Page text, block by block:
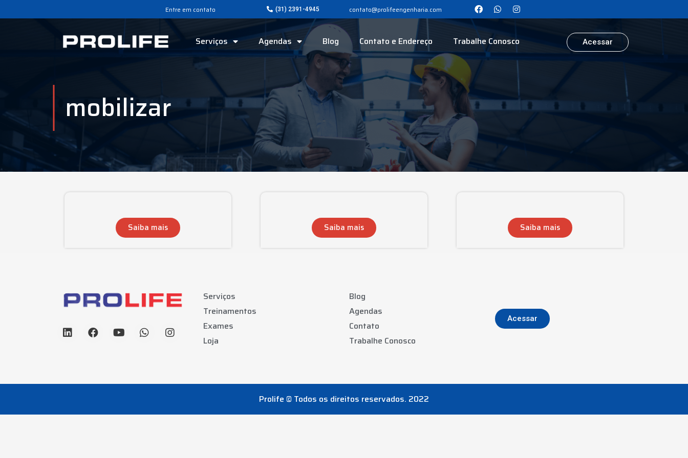
Entre em contato (31) 2391-4945 contato@prolifeengenharia.com
Serviços Agendas Blog Contato e Endereço Trabalhe Conosco Acessar
mobilizar
Saiba mais Saiba mais Saiba mais
Serviços
Treinamentos
Exames
Loja
Blog
Agendas
Contato
Trabalhe Conosco
Acessar
Prolife © Todos os direitos reservados. 2022